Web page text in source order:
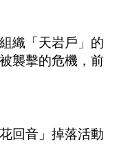
織「天岩戶」的
襲擊的危機，前
回音」掉落活動